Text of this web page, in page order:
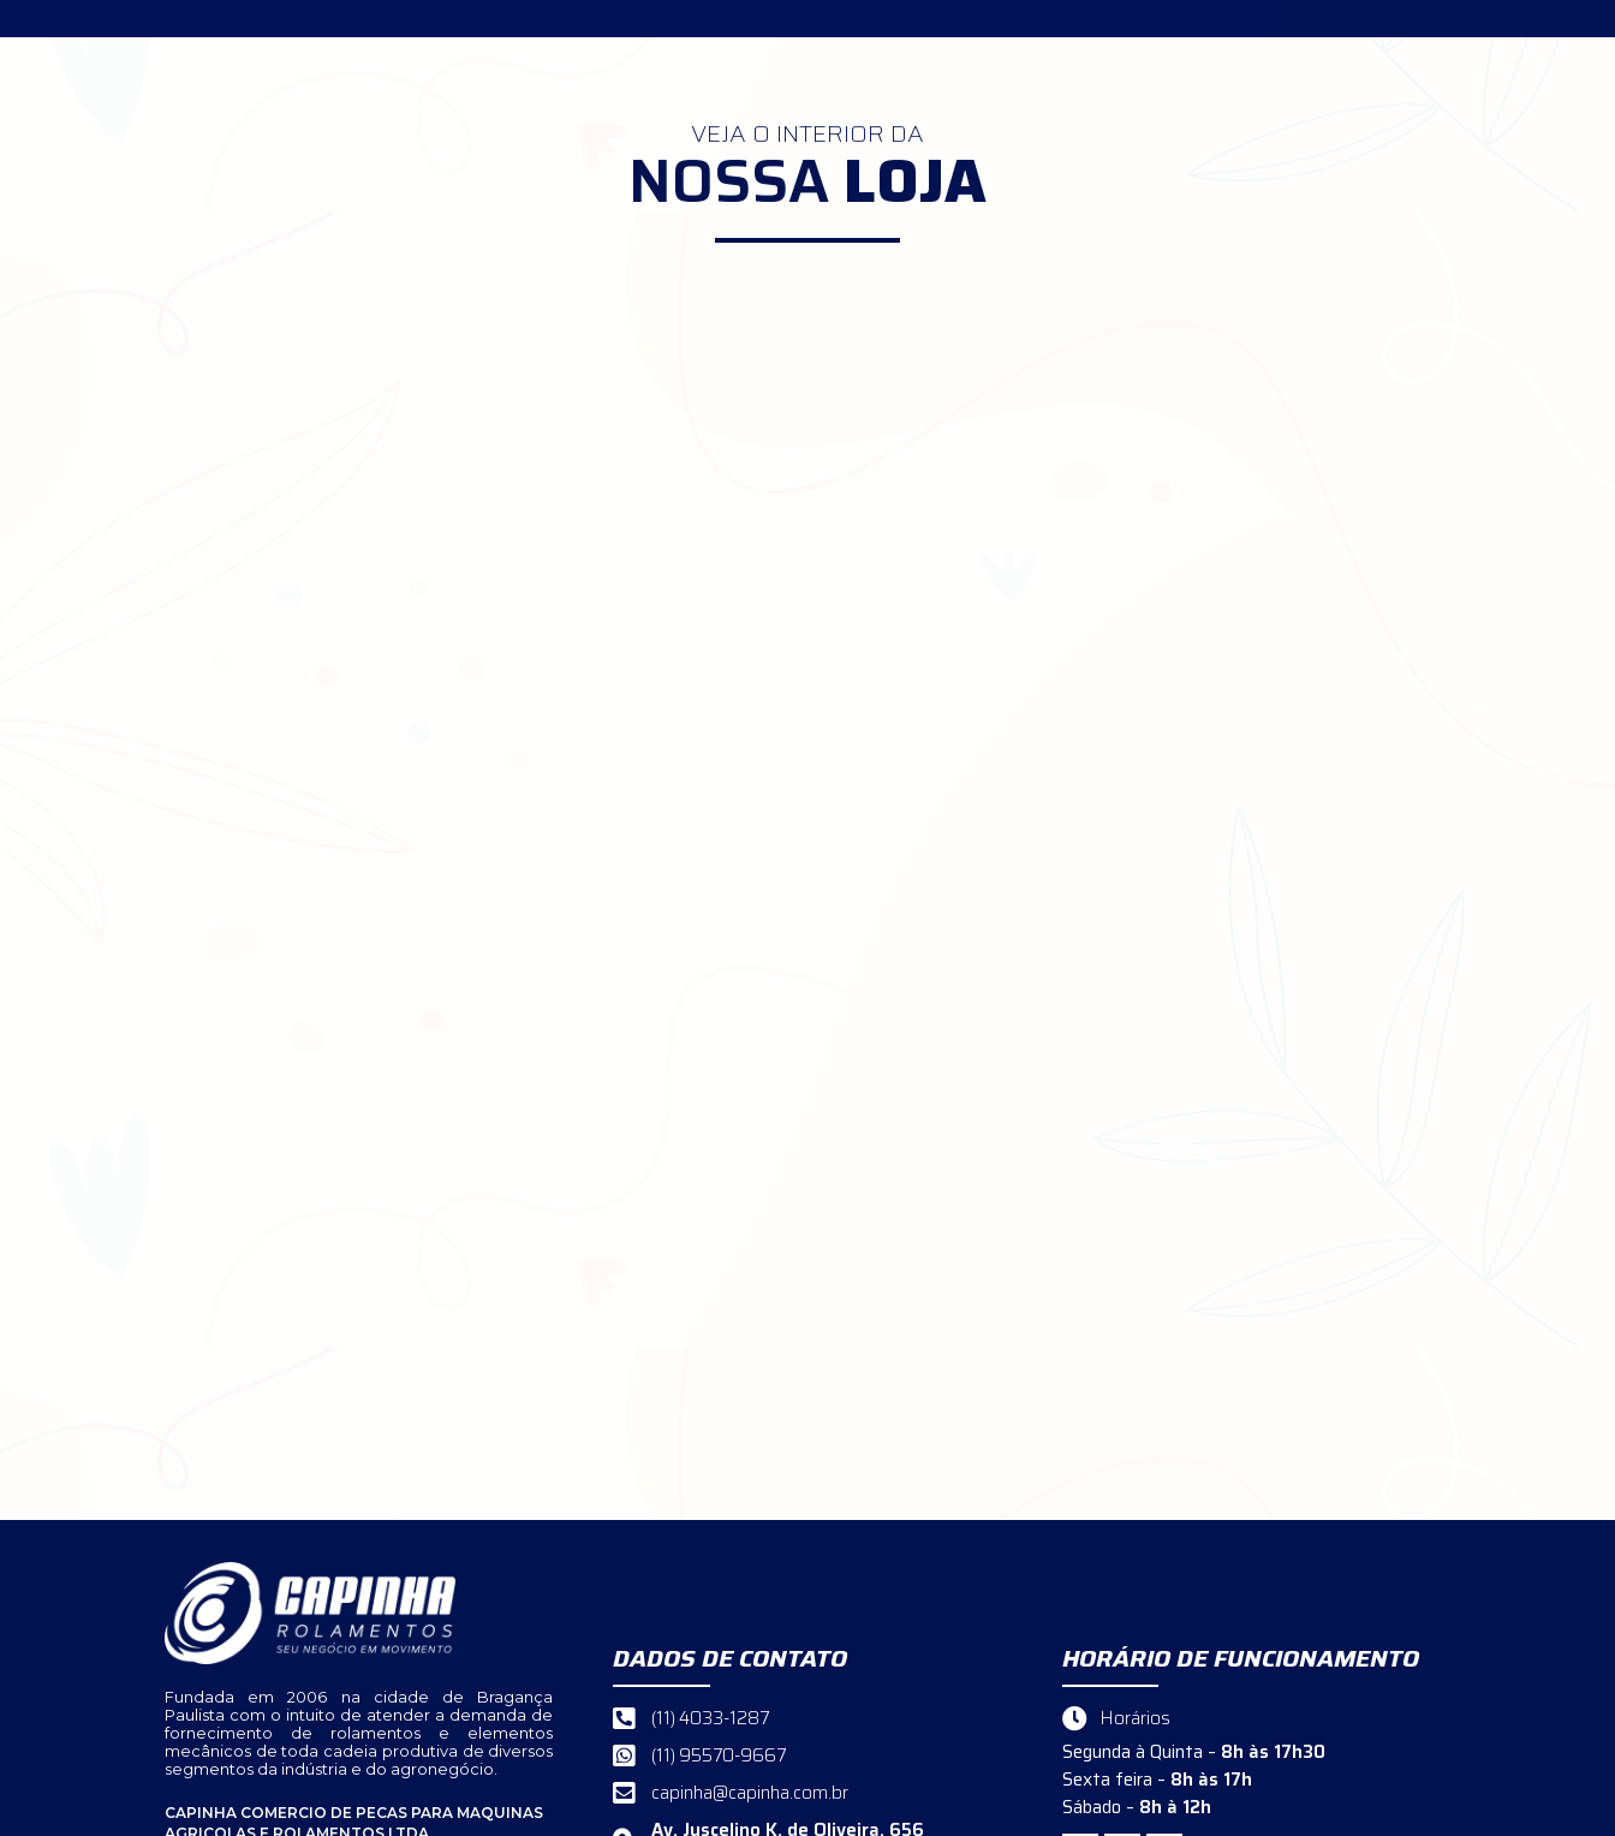
VEJA O INTERIOR DA
NOSSALOJA
Fundada em 2006 na cidade de Bragança
Paulista com o intuito de atender a demanda de
fornecimento de rolamentos e elementos
mecânicos de toda cadeia produtiva de diversos
segmentos da indústria e do agronegócio.
CAPINHA COMERCIO DE PECAS PARA MAQUINAS
DADOS DE CONTATO
(11) 4033-1287
(11) 95570-9667
capinha@capinha.com.br
Av. Juscelino K. de Oliveira, 656
HORÁRIO DE FUNCIONAMENTO
Horários
Segunda à Quinta – 8h às 17h30
Sexta feira – 8h às 17h
Sábado – 8h à 12h